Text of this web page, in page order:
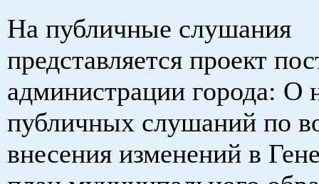
На публичные слушания
представляется проект
администрации города: О
публичных слушаний по
внесения изменений в